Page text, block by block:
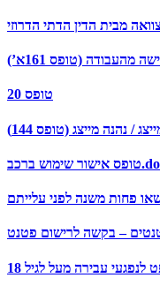
מבית הדין הדתי הדרוזי
(טופס 161א’)
טופס 20
/ נהנה מייצג (טופס 144)
פחות משנה לפני עלייתם
– בקשה לרישום פטנט
עבירה מעל לגיל 18